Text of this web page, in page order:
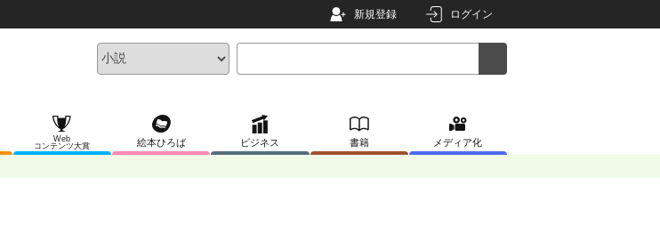
新規登録 ログイン
Web
コンテンツ大賞
絵本ひろば ビジネス 書籍 メディア化